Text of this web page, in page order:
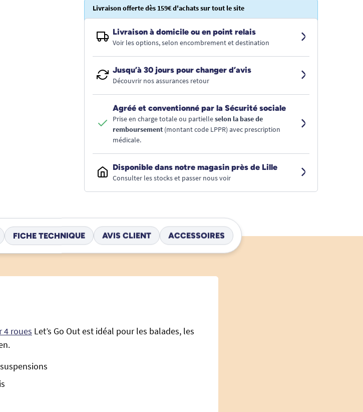
Livraison offerte dès 159€ d'achats sur tout le site
Livraison à domicile ou en point relais
Voir les options, selon encombrement et destination
Jusqu’à 30 jours pour changer d’avis
Découvrir nos assurances retour
Agréé et conventionné par la Sécurité sociale
Prise en charge totale ou partielleselon la base de
remboursement (montant code LPPR) avec prescription
médicale.
Disponible dans notre magasin près de Lille
Consulter les stocks et passer nous voir
FICHE TECHNIQUE AVIS CLIENT ACCESSOIRES
4 roues Let’s Go Out est idéal pour les balades, les